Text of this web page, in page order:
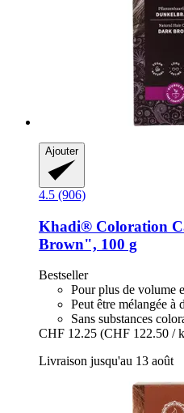
Ajouter
4.5 (906)
Khadi® Coloration
Brown", 100 g
Bestseller
Pour plus de volume
Peut être mélangée à
Sans substances
CHF 12.25 (CHF 122.50 /
Livraison jusqu'au 13 août